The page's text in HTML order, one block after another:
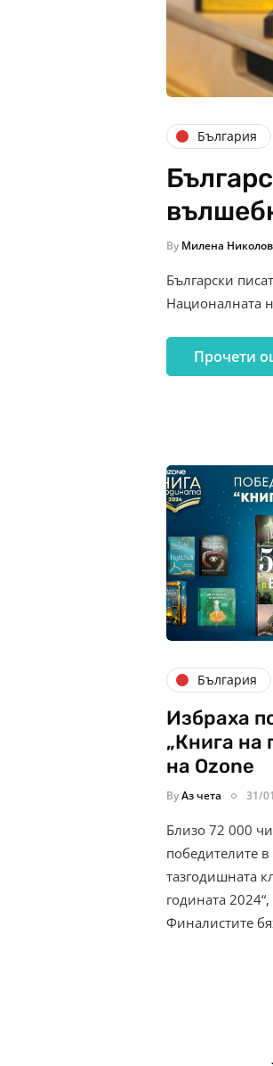
България
By Милена
Български
Националната
Прочети
България
Избраха
„Книга на
на Ozone
ByАз чета 31/
Близо 72 000
победителите
тазгодишната
годината
Финалистите